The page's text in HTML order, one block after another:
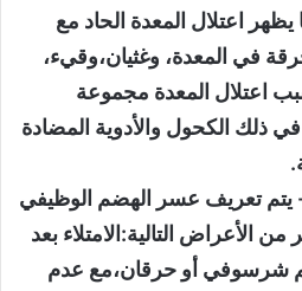
يظهر اعتلال المعدة الحاد مع
في المعدة، وغثيان،وقيء،
اعتلال المعدة مجموعة
ذلك الكحول والأدوية المضادة
تعريف عسر الهضم الوظيفي
الأعراض التالية:الامتلاء بعد
شرسوفي أو حرقان،مع عدم